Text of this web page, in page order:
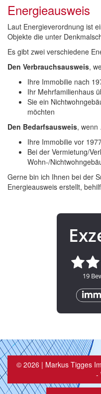
Energieausweis
Laut Energieverordnung ist
Objekte die unter
Es gibt zwei verschiedene
Den Verbrauchsausweis,
Ihre Immobilie nach
Ihr Mehrfamilienhaus
Sie ein
möchten
Den Bedarfsausweis,
Ihre Immobilie vor
Bei der Vermietung/
Wohn-/
Gerne bin ich Ihnen bei der
Energieausweis erstellt,
© 2026 | Markus Tigges
-